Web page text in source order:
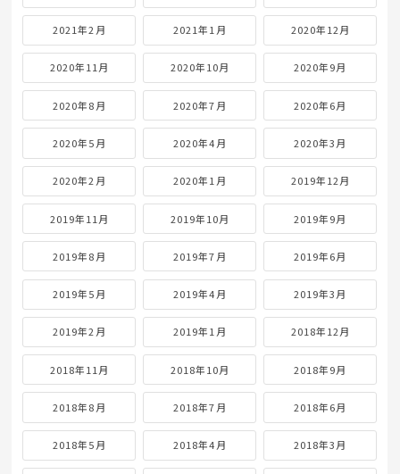
2021年2月 2021年1月 2020年12月
2020年11月 2020年10月 2020年9月
2020年8月 2020年7月 2020年6月
2020年5月 2020年4月 2020年3月
2020年2月 2020年1月 2019年12月
2019年11月 2019年10月 2019年9月
2019年8月 2019年7月 2019年6月
2019年5月 2019年4月 2019年3月
2019年2月 2019年1月 2018年12月
2018年11月 2018年10月 2018年9月
2018年8月 2018年7月 2018年6月
2018年5月 2018年4月 2018年3月